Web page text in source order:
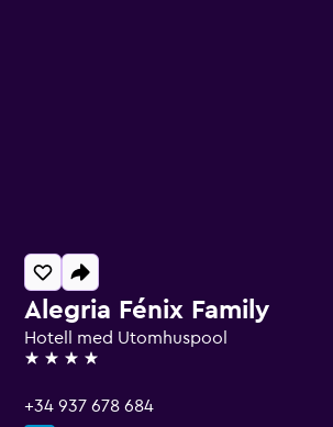
Alegria Fénix Family
Hotell med Utomhuspool
4 stjärnor
+34 937 678 684